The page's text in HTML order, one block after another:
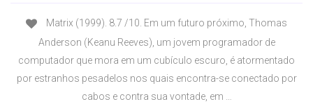
Matrix (1999). 8.7 /10. Em um futuro próximo, Thomas
Anderson (Keanu Reeves), um jovem programador de
computador que mora em um cubículo escuro, é atormentado
por estranhos pesadelos nos quais encontra-se conectado por
cabos e contra sua vontade, em …